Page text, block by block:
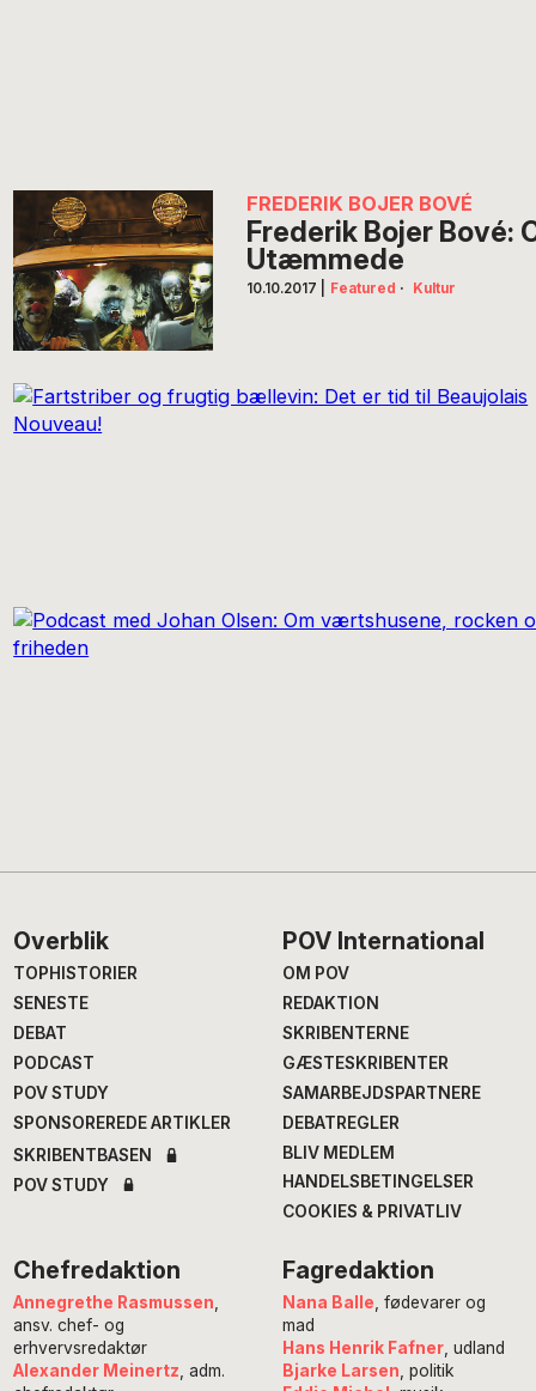
FREDERIK BOJER BOVÉ
Frederik Bojer Bové:
Utæmmede
10.10.2017 Featured · Kultur
Footer
Overblik
TOPHISTORIER
SENESTE
DEBAT
PODCAST
POV STUDY
SPONSOREREDE ARTIKLER
SKRIBENTBASEN
POV STUDY
POV International
OM POV
REDAKTION
SKRIBENTERNE
GÆSTESKRIBENTER
SAMARBEJDSPARTNERE
DEBATREGLER
BLIV MEDLEM
HANDELSBETINGELSER
COOKIES & PRIVATLIV
Chefredaktion
Annegrethe Rasmussen
ansv. chef- og
erhvervsredaktør
Alexander Meinertz , adm.
Fagredaktion
Nana Balle , fødevarer og
mad
Hans Henrik Fafner, udland
Bjarke Larsen , politik